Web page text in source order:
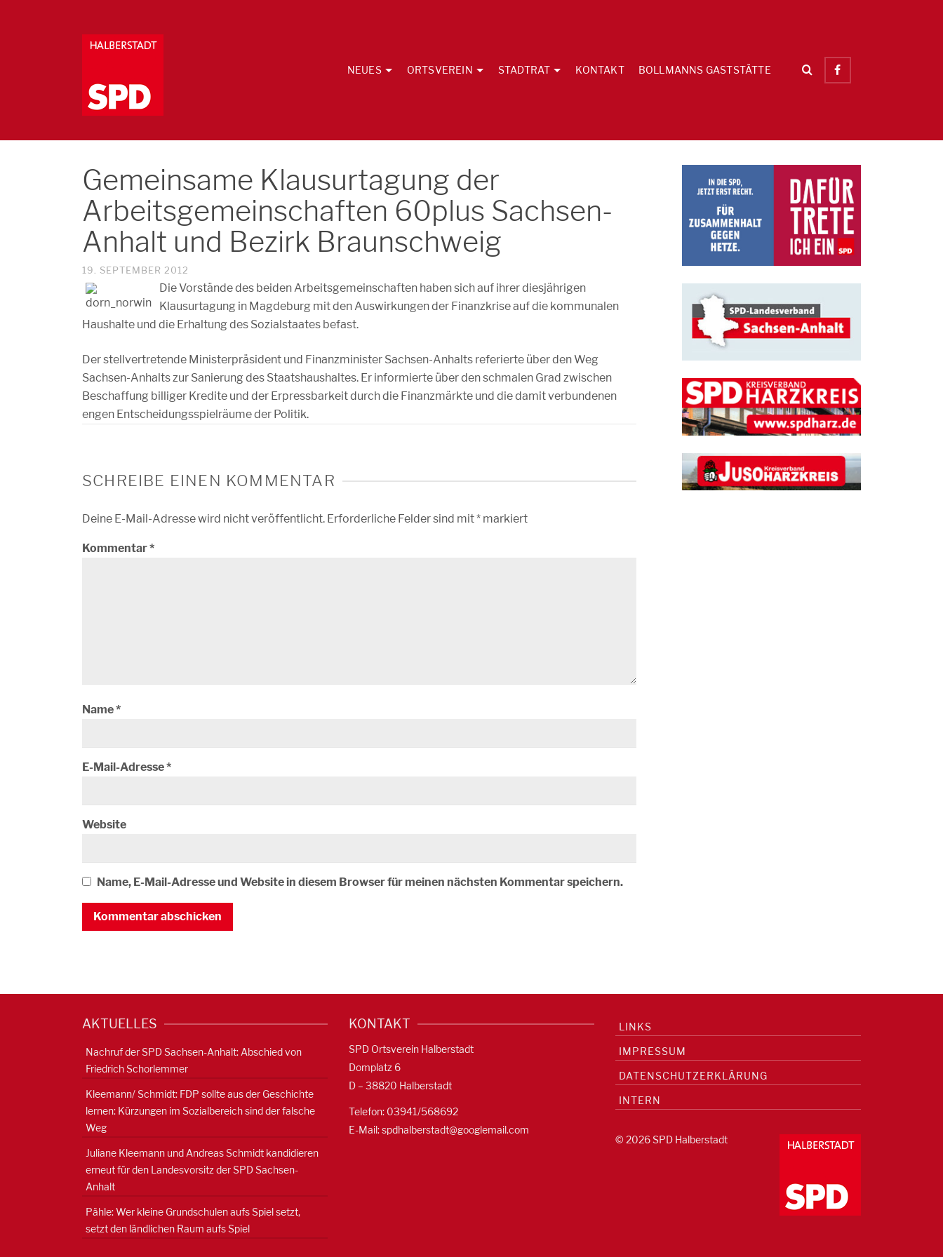
NEUES ORTSVEREIN STADTRAT KONTAKT BOLLMANNS GASTSTÄTTE
Gemeinsame Klausurtagung der
Arbeitsgemeinschaften 60plus Sachsen-
Anhalt und Bezirk Braunschweig
19. SEPTEMBER 2012
Die Vorstände des beiden Arbeitsgemeinschaften haben sich auf ihrer diesjährigen
Klausurtagung in Magdeburg mit den Auswirkungen der Finanzkrise auf die kommunalen
Haushalte und die Erhaltung des Sozialstaates befast.
Der stellvertretende Ministerpräsident und Finanzminister Sachsen-Anhalts referierte über den Weg
Sachsen-Anhalts zur Sanierung des Staatshaushaltes. Er informierte über den schmalen Grad zwischen
Beschaffung billiger Kredite und der Erpressbarkeit durch die Finanzmärkte und die damit verbundenen
engen Entscheidungsspielräume der Politik.
SCHREIBE EINEN KOMMENTAR
Deine E-Mail-Adresse wird nicht veröffentlicht. Erforderliche Felder sind mit* markiert
Kommentar*
Name*
E-Mail-Adresse*
Website
Name, E-Mail-Adresse und Website in diesem Browser für meinen nächsten Kommentar speichern.
AKTUELLES
Nachruf der SPD Sachsen-Anhalt: Abschied von
Friedrich Schorlemmer
Kleemann/ Schmidt: FDP sollte aus der Geschichte
lernen: Kürzungen im Sozialbereich sind der falsche
Weg
Juliane Kleemann und Andreas Schmidt kandidieren
erneut für den Landesvorsitz der SPD Sachsen-
Anhalt
Pähle: Wer kleine Grundschulen aufs Spiel setzt,
setzt den ländlichen Raum aufs Spiel
KONTAKT
SPD Ortsverein Halberstadt
Domplatz 6
D – 38820 Halberstadt
Telefon: 03941/568692
E-Mail:spdhalberstadt@googlemail.com
LINKS
IMPRESSUM
DATENSCHUTZERKLÄRUNG
INTERN
© 2026 SPD Halberstadt